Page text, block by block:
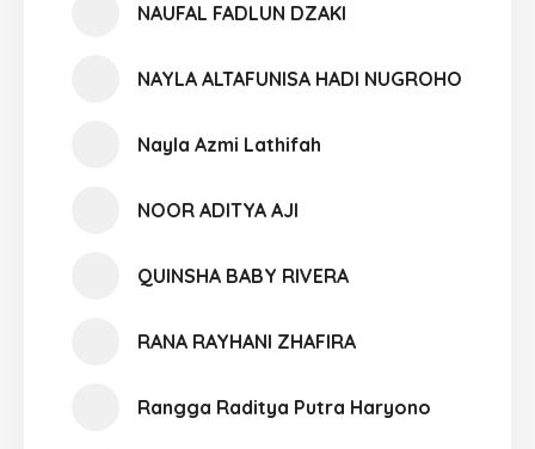
NAUFAL FADLUN DZAKI
NAYLA ALTAFUNISA HADI NUGROHO
Nayla Azmi Lathifah
NOOR ADITYA AJI
QUINSHA BABY RIVERA
RANA RAYHANI ZHAFIRA
Rangga Raditya Putra Haryono